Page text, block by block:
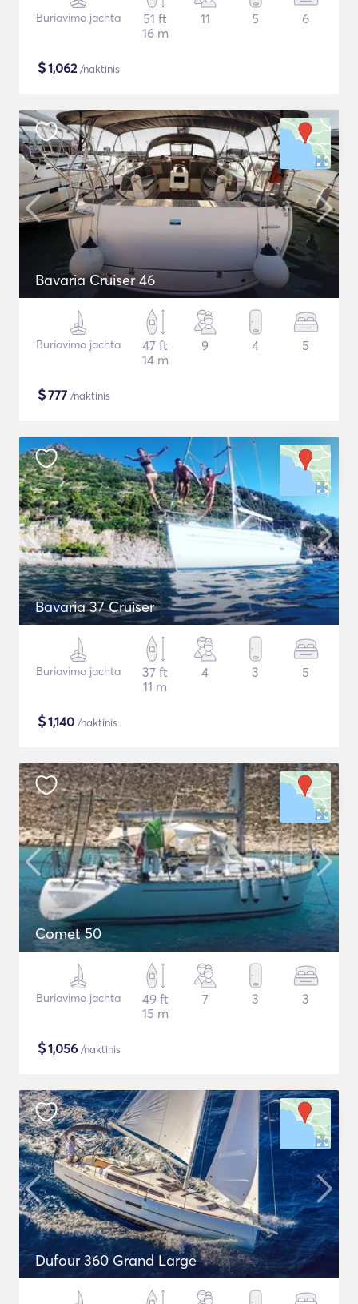
Buriavimo jachta
51 ft
16 m
11 5 6
$1,062/naktinis
Bavaria Cruiser 46
Buriavimo jachta
47 ft
14 m
9 4 5
$777 /naktinis
Bavaria 37 Cruiser
Buriavimo jachta
37 ft
11 m
4 3 5
$1,140 /naktinis
Comet 50
Buriavimo jachta
49 ft
15 m
7 3 3
$1,056 /naktinis
Dufour 360 Grand Large